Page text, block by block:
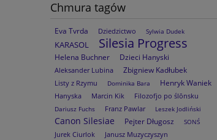
Chmura tagów
Eva Tvrda Dziedzictwo Sylwia Dudek
KARASOL Silesia Progress
Helena Buchner Dzieci Hanyski
Aleksander Lubina Zbigniew Kadłubek
Listy z Rzymu Dominika Bara Henryk Waniek
Hanyska Marcin Kik Filozofjo po ślōnsku
Dariusz Fuchs Franz Pawlar Leszek Jodliński
Canon Silesiae Pejter Długosz SONŚ
Jurek Ciurlok
Janusz Muzyczyszyn
Dzieje zrębowego kościoła
pątniczego w Gościęcinie
59,00 zł
do koszyka